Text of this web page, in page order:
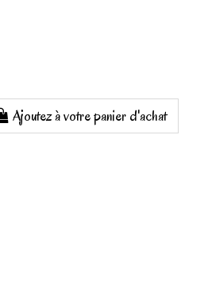
Ajoutez à votre panier d'achat